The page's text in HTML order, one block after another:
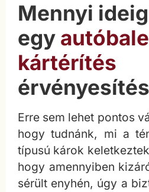
Mennyi
egy
kártérítés
Erre sem lehet pontos
hogy tudnánk, mi a
típusú károk
hogy amennyiben
sérült enyhén, úgy a